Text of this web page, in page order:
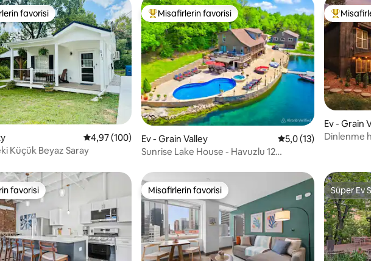
puan, 291 değerlendirme
favorilerinden en beğenilenler arasında
favorisi
5 üzerinden ortalama 4,97 puan, 100 değerlendirme
4,97 (100)
Küçük Beyaz Saray
Misafirlerin favorilerinden en beğenilenler arasında
Misafirlerin favorisi
Ev - Grain Valley 5 üzerinden ortalama
5,0 (13)
Sunrise Lake House - Havuzlu 12
Ev - Grain
Dinlenme
favorisi
favorisi Misafirlerin favorisi
Misafirlerin favorisi Süper Ev
Süper Ev